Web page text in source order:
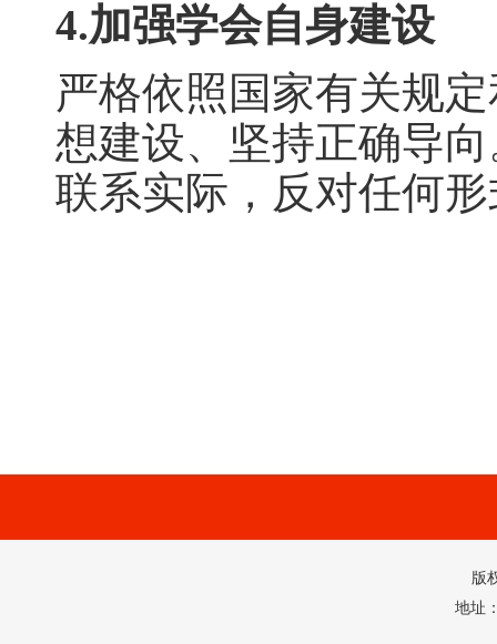
4.加强学会自身建设
严格依照国家有关规
想建设、坚持正确导
联系实际，反对任何
版
地址